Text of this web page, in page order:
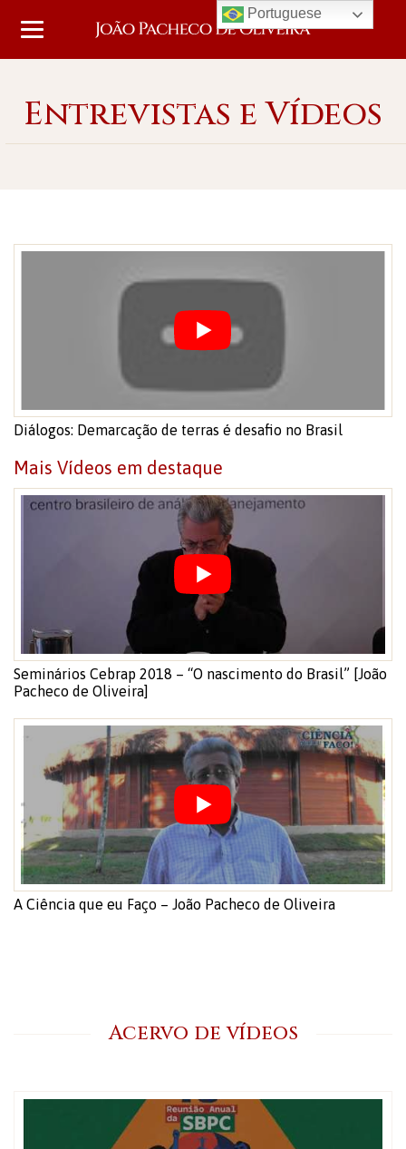
Entrevistas e Vídeos
Diálogos: Demarcação de terras é desafio no Brasil
Seminários Cebrap 2018 – “O nascimento do Brasil” [João
Pacheco de Oliveira]
A Ciência que eu Faço – João Pacheco de Oliveira
Acervo de vídeos
Portuguese